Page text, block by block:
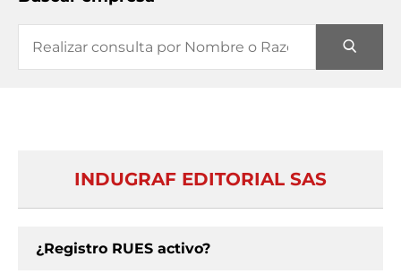
INDUGRAF EDITORIAL SAS
¿Registro RUES activo?